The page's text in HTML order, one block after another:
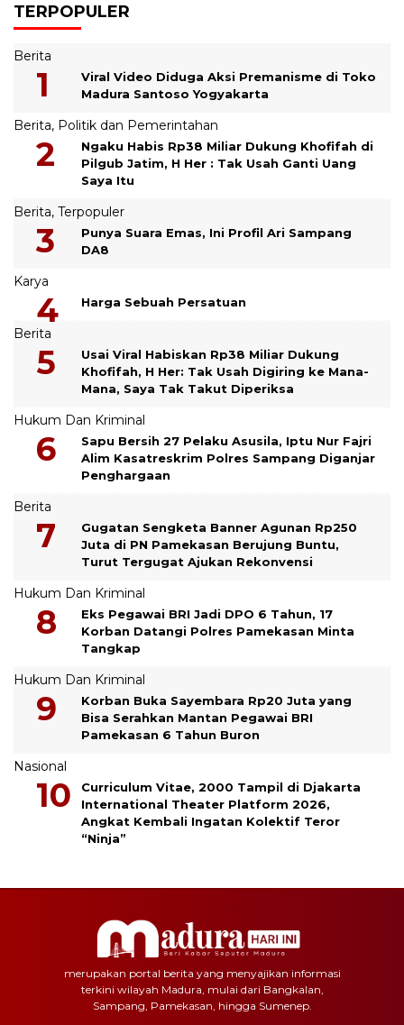
TERPOPULER
Berita
Viral Video Diduga Aksi Premanisme di Toko
Madura Santoso Yogyakarta
Berita, Politik dan Pemerintahan
Ngaku Habis Rp38 Miliar Dukung Khofifah di
Pilgub Jatim, H Her : Tak Usah Ganti Uang
Saya Itu
Berita, Terpopuler
Punya Suara Emas, Ini Profil Ari Sampang
DA8
Karya
Harga Sebuah Persatuan
Berita
Usai Viral Habiskan Rp38 Miliar Dukung
Khofifah, H Her: Tak Usah Digiring ke Mana-
Mana, Saya Tak Takut Diperiksa
Hukum Dan Kriminal
Sapu Bersih 27 Pelaku Asusila, Iptu Nur Fajri
Alim Kasatreskrim Polres Sampang Diganjar
Penghargaan
Berita
Gugatan Sengketa Banner Agunan Rp250
Juta di PN Pamekasan Berujung Buntu,
Turut Tergugat Ajukan Rekonvensi
Hukum Dan Kriminal
Eks Pegawai BRI Jadi DPO 6 Tahun, 17
Korban Datangi Polres Pamekasan Minta
Tangkap
Hukum Dan Kriminal
Korban Buka Sayembara Rp20 Juta yang
Bisa Serahkan Mantan Pegawai BRI
Pamekasan 6 Tahun Buron
Nasional
Curriculum Vitae, 2000 Tampil di Djakarta
International Theater Platform 2026,
Angkat Kembali Ingatan Kolektif Teror
“Ninja”
merupakan portal berita yang menyajikan informasi
terkini wilayah Madura, mulai dari Bangkalan,
Sampang, Pamekasan, hingga Sumenep.